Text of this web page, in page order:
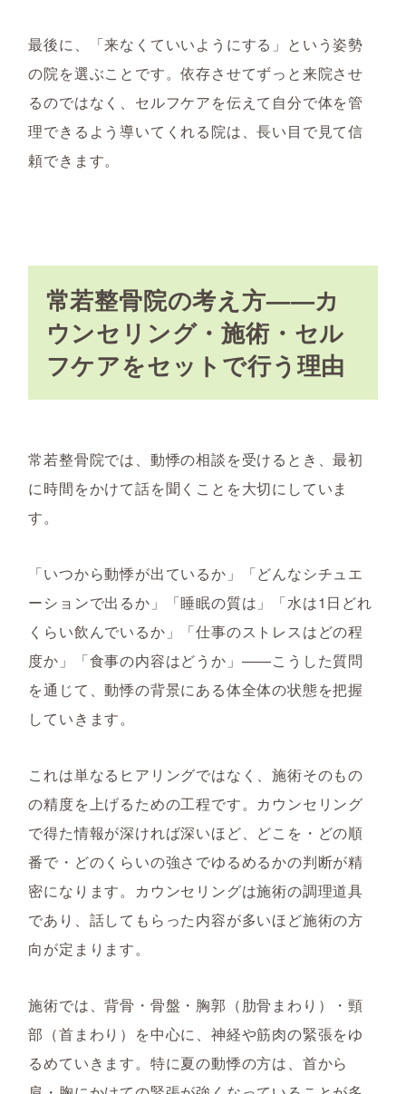
最後に、「来なくていいようにする」という姿勢
の院を選ぶことです。依存させてずっと来院させ
るのではなく、セルフケアを伝えて自分で体を管
理できるよう導いてくれる院は、長い目で見て信
頼できます。
常若整骨院の考え方——カ
ウンセリング・施術・セル
フケアをセットで行う理由
常若整骨院では、動悸の相談を受けるとき、最初
に時間をかけて話を聞くことを大切にしていま
す。
「いつから動悸が出ているか」「どんなシチュエ
ーションで出るか」「睡眠の質は」「水は1日どれ
くらい飲んでいるか」「仕事のストレスはどの程
度か」「食事の内容はどうか」——こうした質問
を通じて、動悸の背景にある体全体の状態を把握
していきます。
これは単なるヒアリングではなく、施術そのもの
の精度を上げるための工程です。カウンセリング
で得た情報が深ければ深いほど、どこを・どの順
番で・どのくらいの強さでゆるめるかの判断が精
密になります。カウンセリングは施術の調理道具
であり、話してもらった内容が多いほど施術の方
向が定まります。
施術では、背骨・骨盤・胸郭（肋骨まわり）・頸
部（首まわり）を中心に、神経や筋肉の緊張をゆ
るめていきます。特に夏の動悸の方は、首から